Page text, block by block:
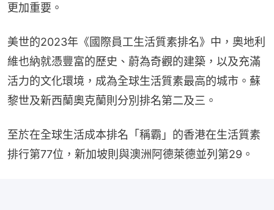
更加重要。
美世的2023年《國際員工生活質素排名》中，奧地利
維也納就憑豐富的歷史、蔚為奇觀的建築，以及充滿
活力的文化環境，成為全球生活質素最高的城市。蘇
黎世及新西蘭奧克蘭則分別排名第二及三。
至於在全球生活成本排名「稱霸」的香港在生活質素
排行第77位，新加坡則與澳洲阿德萊德並列第29。